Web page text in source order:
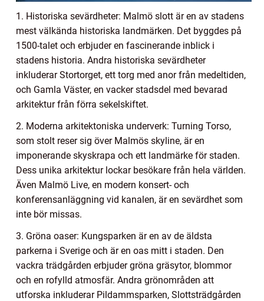
1. Historiska sevärdheter: Malmö slott är en av stadens
mest välkända historiska landmärken. Det byggdes på
1500-talet och erbjuder en fascinerande inblick i
stadens historia. Andra historiska sevärdheter
inkluderar Stortorget, ett torg med anor från medeltiden,
och Gamla Väster, en vacker stadsdel med bevarad
arkitektur från förra sekelskiftet.
2. Moderna arkitektoniska underverk: Turning Torso,
som stolt reser sig över Malmös skyline, är en
imponerande skyskrapa och ett landmärke för staden.
Dess unika arkitektur lockar besökare från hela världen.
Även Malmö Live, en modern konsert- och
konferensanläggning vid kanalen, är en sevärdhet som
inte bör missas.
3. Gröna oaser: Kungsparken är en av de äldsta
parkerna i Sverige och är en oas mitt i staden. Den
vackra trädgården erbjuder gröna gräsytor, blommor
och en rofylld atmosfär. Andra grönområden att
utforska inkluderar Pildammsparken, Slottsträdgården